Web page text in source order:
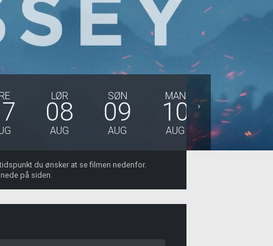
LØR
08
AUG
SØN
09
AUG
MAN
10
AUG
TIRS
11
›
du ønsker at se filmen nedenfor.
på siden.